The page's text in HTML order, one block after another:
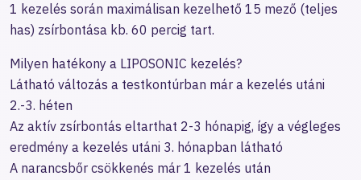
1 kezelés során maximálisan kezelhető 15 mező (teljes
has) zsírbontása kb. 60 percig tart.
Milyen hatékony a LIPOSONIC kezelés?
Látható változás a testkontúrban már a kezelés utáni
2.-3. héten
Az aktív zsírbontás eltarthat 2-3 hónapig, így a végleges
eredmény a kezelés utáni 3. hónapban látható
A narancsbőr csökkenés már 1 kezelés után